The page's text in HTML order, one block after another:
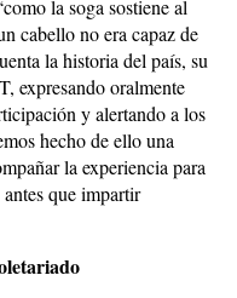
la soga sostiene al
cabello no era capaz de
la historia del país, su
expresando oralmente
y alertando a los
hecho de ello una
la experiencia para
que impartir